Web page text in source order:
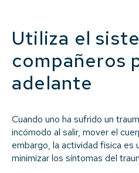
Utiliza el
compañeros
adelante
Cuando uno ha sufrido un
incómodo al salir, mover el
embargo, la actividad física es
minimizar los síntomas del